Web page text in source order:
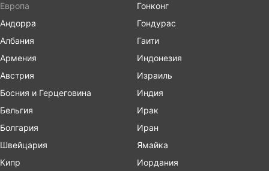
Европа
Андорра
Албания
Армения
Австрия
Босния и Герцеговина
Бельгия
Болгария
Швейцария
Кипр
Гонконг
Гондурас
Гаити
Индонезия
Израиль
Индия
Ирак
Иран
Ямайка
Иордания